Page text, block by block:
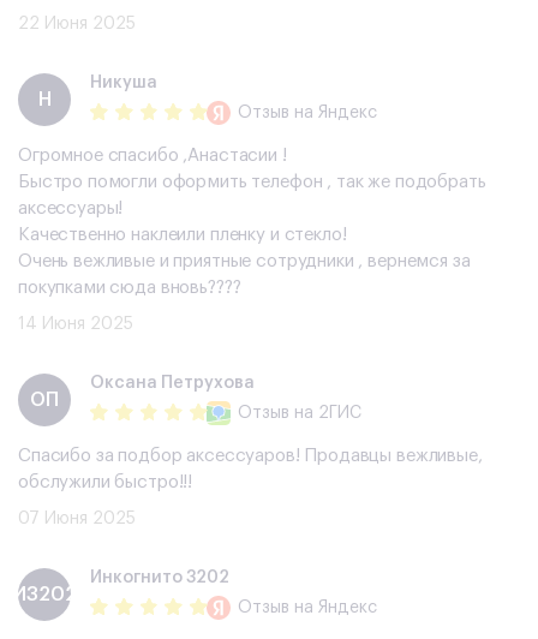
22 Июня 2025
Н
Никуша
Отзыв на Яндекс
Огромное спасибо ,Анастасии !
Быстро помогли оформить телефон , так же подобрать
аксессуары!
Качественно наклеили пленку и стекло!
Очень вежливые и приятные сотрудники , вернемся за
покупками сюда вновь????
14 Июня 2025
​ОП
​Оксана Петрухова
Отзыв на 2ГИС
Спасибо за подбор аксессуаров! Продавцы вежливые,
обслужили быстро!!!
07 Июня 2025
И3202
Инкогнито 3202
Отзыв на Яндекс